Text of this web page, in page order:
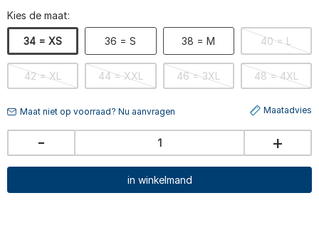
Kies de maat:
34 = XS 36 = S 38 = M 40 = L
42 = XL 44 = XXL 46 = 3XL 48 = 4XL
Maat niet op voorraad? Nu aanvragen Maatadvies
- +
in winkelmand